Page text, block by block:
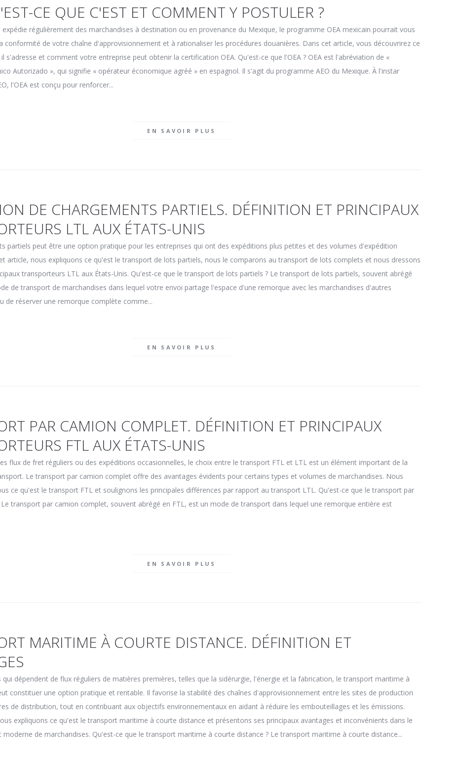
CE QUE C'EST ET COMMENT Y POSTULER ?
expédie régulièrement des marchandises à destination ou en provenance du Mexique, le programme OEA mexicain pourrait vous
conformité de votre chaîne d'approvisionnement et à rationaliser les procédures douanières. Dans cet article, vous découvrirez ce
il s'adresse et comment votre entreprise peut obtenir la certification OEA. Qu'est-ce que l'OEA ? OEA est l'abréviation de «
Autorizado », qui signifie « opérateur économique agréé » en espagnol. Il s'agit du programme AEO du Mexique. À l'instar
l'OEA est conçu pour renforcer...
EN SAVOIR PLUS
DE CHARGEMENTS PARTIELS. DÉFINITION ET PRINCIPAUX
LTL AUX ÉTATS-UNIS
partiels peut être une option pratique pour les entreprises qui ont des expéditions plus petites et des volumes d'expédition
article, nous expliquons ce qu'est le transport de lots partiels, nous le comparons au transport de lots complets et nous dressons
transporteurs LTL aux États-Unis. Qu'est-ce que le transport de lots partiels ? Le transport de lots partiels, souvent abrégé
de transport de marchandises dans lequel votre envoi partage l'espace d'une remorque avec les marchandises d'autres
de réserver une remorque complète comme...
EN SAVOIR PLUS
PAR CAMION COMPLET. DÉFINITION ET PRINCIPAUX
FTL AUX ÉTATS-UNIS
flux de fret réguliers ou des expéditions occasionnelles, le choix entre le transport FTL et LTL est un élément important de la
Le transport par camion complet offre des avantages évidents pour certains types et volumes de marchandises. Nous
ce qu'est le transport FTL et soulignons les principales différences par rapport au transport LTL. Qu'est-ce que le transport par
transport par camion complet, souvent abrégé en FTL, est un mode de transport dans lequel une remorque entière est
EN SAVOIR PLUS
MARITIME À COURTE DISTANCE. DÉFINITION ET
qui dépendent de flux réguliers de matières premières, telles que la sidérurgie, l'énergie et la fabrication, le transport maritime à
constituer une option pratique et rentable. Il favorise la stabilité des chaînes d'approvisionnement entre les sites de production
de distribution, tout en contribuant aux objectifs environnementaux en aidant à réduire les embouteillages et les émissions.
expliquons ce qu'est le transport maritime à courte distance et présentons ses principaux avantages et inconvénients dans le
moderne de marchandises. Qu'est-ce que le transport maritime à courte distance ? Le transport maritime à courte distance...